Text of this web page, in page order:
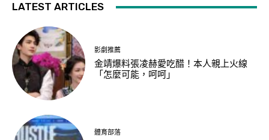
LATEST ARTICLES
影劇推薦
金靖爆料張凌赫愛吃醋！本人親上火線
「怎麼可能，呵呵」
體育部落